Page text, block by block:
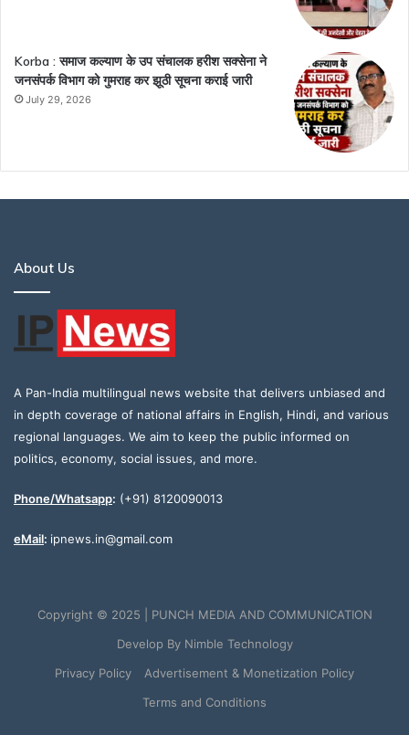
Korba : समाज कल्याण के उप संचालक हरीश सक्सेना ने
जनसंपर्क विभाग को गुमराह कर झूठी सूचना कराई जारी
July 29, 2026
About Us
A Pan-India multilingual news website that delivers unbiased and
in depth coverage of national affairs in English, Hindi, and various
regional languages. We aim to keep the public informed on
politics, economy, social issues, and more.
Phone/Whatsapp: (+91) 8120090013
eMail: ipnews.in@gmail.com
Copyright © 2025 | PUNCH MEDIA AND COMMUNICATION
Develop By Nimble Technology
Privacy Policy
Advertisement & Monetization Policy
Terms and Conditions